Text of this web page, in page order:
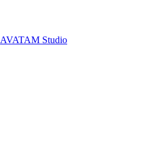
AVATAM Studio